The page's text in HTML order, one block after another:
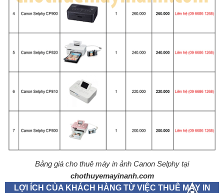
Bảng giá cho thuê máy in ảnh Canon Selphy tại
chothuyemayinanh.com
LỢI ÍCH CỦA KHÁCH HÀNG TỪ VIỆC THUÊ MÁY IN